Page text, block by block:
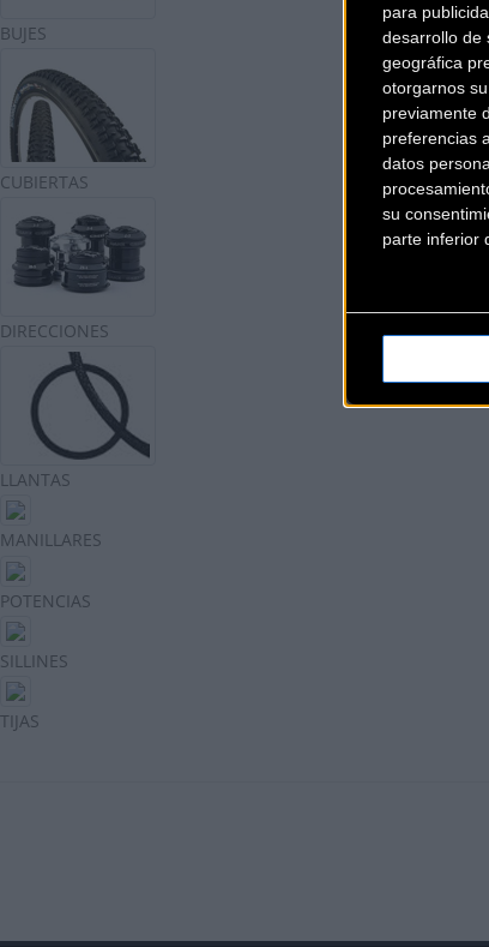
para
desarrollo de
geográfica
otorgarnos
previamente
preferencias
datos
su
parte inferior
BUJES
CUBIERTAS
DIRECCIONES
LLANTAS
MANILLARES
POTENCIAS
SILLINES
TIJAS